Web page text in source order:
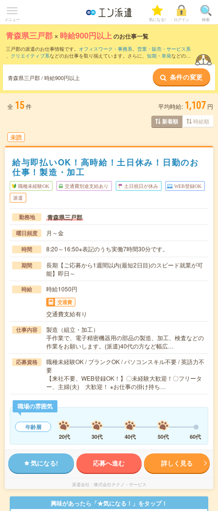
メニュー 気になる! ログイン 検索
青森県三戸郡 × 時給900円以上のお仕事一覧
三戸郡の派遣のお仕事情報です。 オフィスワーク・事務系、 営業・販売・サービス系
、 クリエイティブ系などのお仕事を取り揃えています。さらに、 短期 ・ 単発などの期
時給1050円以上 ・1800円以上の求人はこちら
当サイトでは法令を遵守し、最低賃金以上の求人のみを掲載しています。
青森県三戸郡 / 時給900円以上 条件の変更
全 15件 平均時給: 1,107 円
新着順 時給順
未読
給与即払いOK！高時給！土日休み！日勤のお
仕事！製造・加工
職種未経験OK 交通費別途支給あり 土日祝日が休み WEB登録OK
派遣
勤務地 青森県三戸郡
曜日頻度 月～金
時間 8:20～16:50※表記のうち実働7時間30分です。
期間
長期【ご応募から1週間以内(最短2日目)のスピード就業が可
能】即日～
時給 時給1050円
交通費
交通費支給有り
仕事内容
製造（組立・加工）
手作業で、電子精密機器用の部品の製造、加工、検査などの
作業をお願いします。(派遣)40代の方など幅広…
応募資格
職種未経験OK / ブランクOK / パソコンスキル不要 / 英語力不
要
【来社不要、WEB登録OK！】〇未経験大歓迎！〇フリータ
ー、主婦(夫) 大歓迎！ ※お仕事の掛け持ち…
職場の雰囲気
年齢層
20代
30代 40代 50代 60代
気になる! 応募へ進む 詳しく見る
派遣会社 株式会社テクノ・サービス
興味があったら「★気になる！」をタップ！